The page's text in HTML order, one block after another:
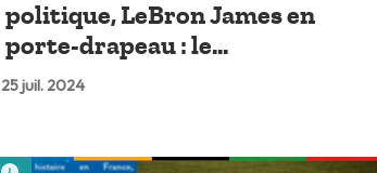
politique, LeBron James en
porte-drapeau : le...
25 juil. 2024
Lire plus tard